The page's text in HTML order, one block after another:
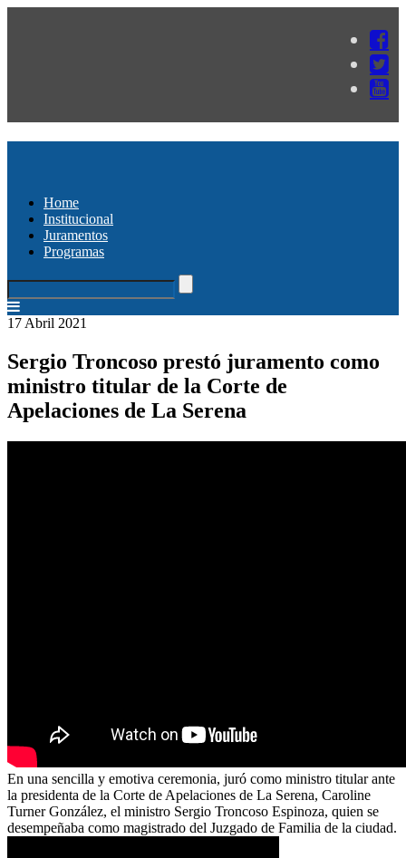
Home
Institucional
Juramentos
Programas
17 Abril 2021
Sergio Troncoso prestó juramento como
ministro titular de la Corte de
Apelaciones de La Serena
En una sencilla y emotiva ceremonia, juró como ministro titular ante
la presidenta de la Corte de Apelaciones de La Serena, Caroline
Turner González, el ministro Sergio Troncoso Espinoza, quien se
desempeñaba como magistrado del Juzgado de Familia de la ciudad.